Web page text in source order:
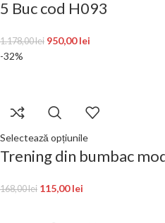
5 Buc cod H093
1.178,00lei 950,00lei
-32%
Selectează opțiunile
Trening din bumbac
168,00lei 115,00lei